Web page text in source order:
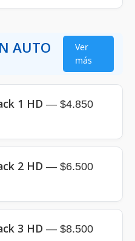
AUTO
Ver
más
1 HD — $4.850
2 HD — $6.500
3 HD — $8.500